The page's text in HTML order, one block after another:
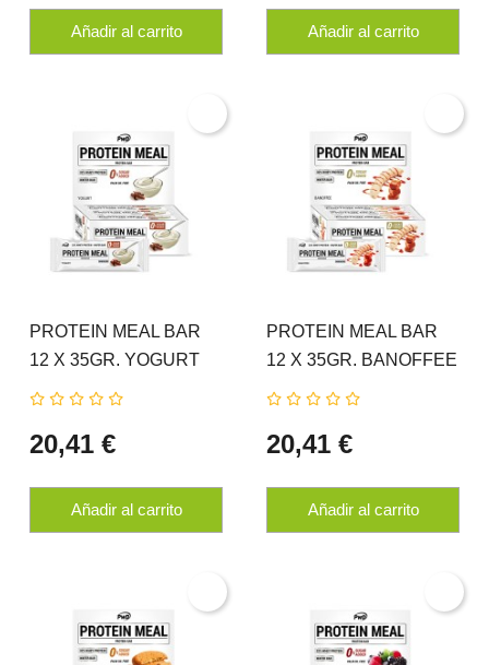
Añadir al carrito Añadir al carrito
PROTEIN MEAL BAR
12 X 35GR. YOGURT
PWD NUTRITION
20,41 €
Añadir al carrito
PROTEIN MEAL BAR
12 X 35GR. BANOFFEE
PWD NUTRITION
20,41 €
Añadir al carrito